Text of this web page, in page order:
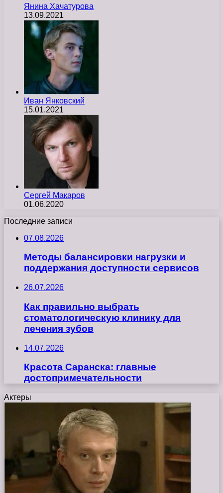
Янина Хачатурова
13.09.2021
Иван Янковский
15.01.2021
Сергей Макаров
01.06.2020
Последние записи
07.08.2026
Методы балансировки нагрузки и
поддержания доступности сервисов
26.07.2026
Как правильно выбрать
стоматологическую клинику для
лечения зубов
14.07.2026
Красота Саранска: главные
достопримечательности
Актеры